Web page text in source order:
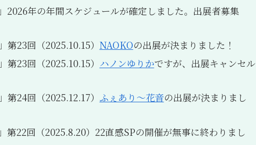
」2026年の年間スケジュールが確定しました。出展者募集
」第23回（2025.10.15） NAOKOの出展が決まりました！
」第23回（2025.10.15） ハノンゆりかですが、出展キャンセル
」第24回（2025.12.17） ふぇあり〜花音の出展が決まりまし
」第22回（2025.8.20）22直感SPの開催が無事に終わりまし